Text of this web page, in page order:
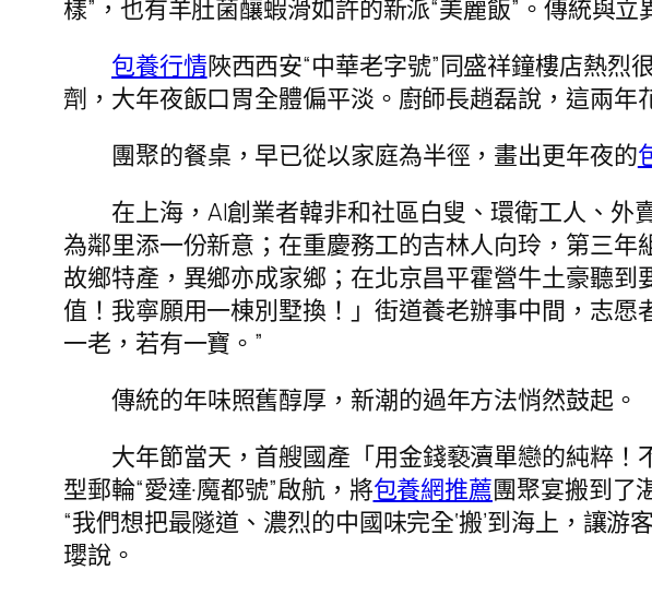
樣”，也有羊肚菌釀蝦滑如許的新派“美麗飯”。傳統與立
包養行情陜西西安“中華老字號”同盛祥鐘樓店熱
劑，大年夜飯口胃全體偏平淡。廚師長趙磊說，這兩
團聚的餐桌，早已從以家庭為半徑，畫出更年夜的
在上海，AI創業者韓非和社區白叟、環衛工人、外
為鄰里添一份新意；在重慶務工的吉林人向玲，第三年
故鄉特產，異鄉亦成家鄉；在北京昌平霍營牛土豪聽
值！我寧願用一棟別墅換！」街道養老辦事中間，志
一老，若有一寶。”
傳統的年味照舊醇厚，新潮的過年方法悄然鼓起。
大年節當天，首艘國產「用金錢褻瀆單戀的純粹
型郵輪“愛達·魔都號”啟航，將包養網推薦團聚宴搬到了
“我們想把最隧道、濃烈的中國味完全‘搬’到海上，讓
瓔說。